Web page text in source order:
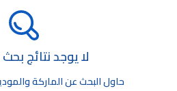
لا يوجد نتائج
حاول البحث عن الماركة